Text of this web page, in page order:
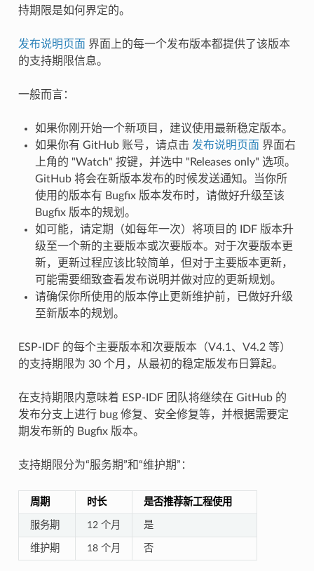
持期限是如何界定的。
发布说明页面 界面上的每一个发布版本都提供了该版本
的支持期限信息。
一般而言：
如果你刚开始一个新项目，建议使用最新稳定版本。
如果你有 GitHub 账号，请点击 发布说明页面 界面右
上角的 "Watch" 按键，并选中 "Releases only" 选项。
GitHub 将会在新版本发布的时候发送通知。当你所
使用的版本有 Bugfix 版本发布时，请做好升级至该
Bugfix 版本的规划。
如可能，请定期（如每年一次）将项目的 IDF 版本升
级至一个新的主要版本或次要版本。对于次要版本更
新，更新过程应该比较简单，但对于主要版本更新，
可能需要细致查看发布说明并做对应的更新规划。
请确保你所使用的版本停止更新维护前，已做好升级
至新版本的规划。
ESP-IDF 的每个主要版本和次要版本（V4.1、V4.2 等）
的支持期限为 30 个月，从最初的稳定版发布日算起。
在支持期限内意味着 ESP-IDF 团队将继续在 GitHub 的
发布分支上进行 bug 修复、安全修复等，并根据需要定
期发布新的 Bugfix 版本。
支持期限分为“服务期”和“维护期”：
周期 时长 是否推荐新工程使用
服务期 12 个月 是
维护期 18 个月 否